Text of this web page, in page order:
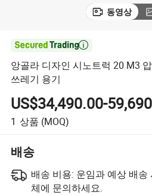
동영상

앙골라 디자인 시노트럭 20 M3
쓰레기 용기
US$34,490.00-
1 상품 (MOQ)
배송
배송 비용: 운임과 예상 배송
체에 문의하세요.